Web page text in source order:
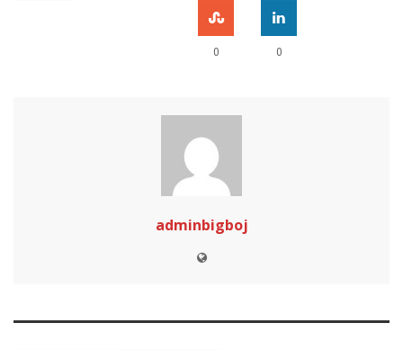
0 0
adminbigboj